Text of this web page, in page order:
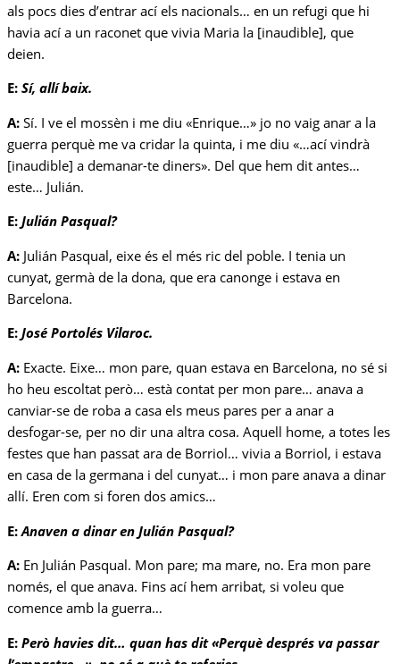
als pocs dies d’entrar ací els nacionals… en un refugi que hi
havia ací a un raconet que vivia Maria la [inaudible], que
deien.
E: Sí, allí baix.
A: Sí. I ve el mossèn i me diu «Enrique…» jo no vaig anar a la
guerra perquè me va cridar la quinta, i me diu «…ací vindrà
[inaudible] a demanar-te diners». Del que hem dit antes…
este… Julián.
E: Julián Pasqual?
A: Julián Pasqual, eixe és el més ric del poble. I tenia un
cunyat, germà de la dona, que era canonge i estava en
Barcelona.
E: José Portolés Vilaroc.
A: Exacte. Eixe… mon pare, quan estava en Barcelona, no sé si
ho heu escoltat però… està contat per mon pare… anava a
canviar-se de roba a casa els meus pares per a anar a
desfogar-se, per no dir una altra cosa. Aquell home, a totes les
festes que han passat ara de Borriol… vivia a Borriol, i estava
en casa de la germana i del cunyat… i mon pare anava a dinar
allí. Eren com si foren dos amics…
E: Anaven a dinar en Julián Pasqual?
A: En Julián Pasqual. Mon pare; ma mare, no. Era mon pare
només, el que anava. Fins ací hem arribat, si voleu que
comence amb la guerra…
E: Però havies dit… quan has dit «Perquè després va passar